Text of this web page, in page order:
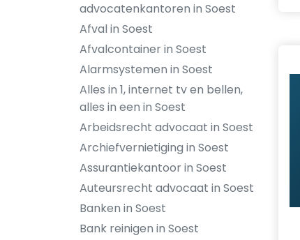
advocatenkantoren in Soest
Afval in Soest
Afvalcontainer in Soest
Alarmsystemen in Soest
Alles in 1, internet tv en bellen,
alles in een in Soest
Arbeidsrecht advocaat in Soest
Archiefvernietiging in Soest
Assurantiekantoor in Soest
Auteursrecht advocaat in Soest
Banken in Soest
Bank reinigen in Soest